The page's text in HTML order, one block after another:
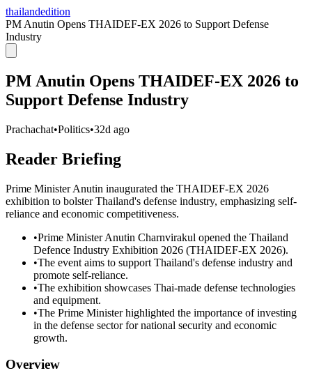
thailandedition
PM Anutin Opens THAIDEF-EX 2026 to Support Defense
Industry
PM Anutin Opens THAIDEF-EX 2026 to
Support Defense Industry
Prachachat•Politics•32d ago
Reader Briefing
Prime Minister Anutin inaugurated the THAIDEF-EX 2026
exhibition to bolster Thailand's defense industry, emphasizing self-
reliance and economic competitiveness.
•Prime Minister Anutin Charnvirakul opened the Thailand
Defence Industry Exhibition 2026 (THAIDEF-EX 2026).
•The event aims to support Thailand's defense industry and
promote self-reliance.
•The exhibition showcases Thai-made defense technologies
and equipment.
•The Prime Minister highlighted the importance of investing
in the defense sector for national security and economic
growth.
Overview